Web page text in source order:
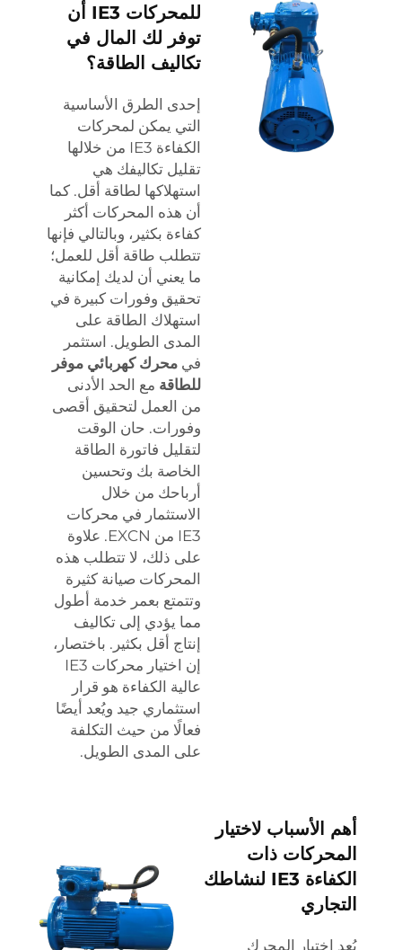
للمحركات IE3 أن
توفر لك المال في
تكاليف الطاقة؟
إحدى الطرق الأساسية
التي يمكن لمحركات
الكفاءة IE3 من خلالها
تقليل تكاليفك هي
استهلاكها لطاقة أقل. كما
أن هذه المحركات أكثر
كفاءة بكثير، وبالتالي فإنها
تتطلب طاقة أقل للعمل؛
ما يعني أن لديك إمكانية
تحقيق وفورات كبيرة في
استهلاك الطاقة على
المدى الطويل. استثمر
في محرك كهربائي موفر
للطاقة مع الحد الأدنى
من العمل لتحقيق أقصى
وفورات. حان الوقت
لتقليل فاتورة الطاقة
الخاصة بك وتحسين
أرباحك من خلال
الاستثمار في محركات
IE3 من EXCN. علاوة
على ذلك، لا تتطلب هذه
المحركات صيانة كثيرة
وتتمتع بعمر خدمة أطول
مما يؤدي إلى تكاليف
إنتاج أقل بكثير. باختصار،
إن اختيار محركات IE3
عالية الكفاءة هو قرار
استثماري جيد ويُعد أيضًا
فعالًا من حيث التكلفة
على المدى الطويل.
أهم الأسباب لاختيار
المحركات ذات
الكفاءة IE3 لنشاطك
التجاري
يُعد اختيار المحرك